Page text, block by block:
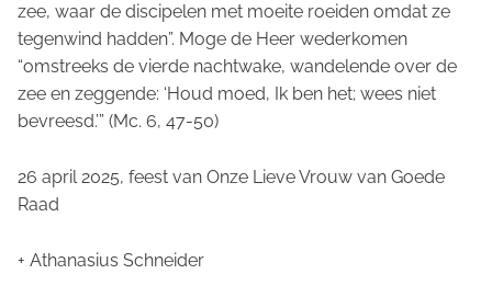
zee, waar de discipelen met moeite roeiden omdat ze
tegenwind hadden”. Moge de Heer wederkomen
“omstreeks de vierde nachtwake, wandelende over de
zee en zeggende: ‘Houd moed, Ik ben het; wees niet
bevreesd.’” (Mc. 6, 47-50)
26 april 2025, feest van Onze Lieve Vrouw van Goede
Raad
+ Athanasius Schneider